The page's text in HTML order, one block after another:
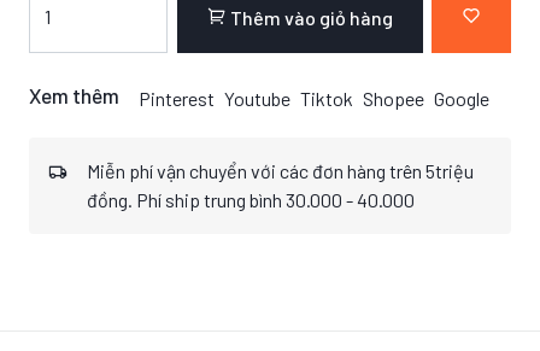
Thêm vào giỏ hàng
Xem thêm Pinterest Youtube Tiktok Shopee Google
Miễn phí vận chuyển với các đơn hàng trên 5triệu
đồng. Phí ship trung bình 30.000 - 40.000